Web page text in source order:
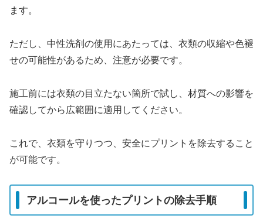
ます。
ただし、中性洗剤の使用にあたっては、衣類の収縮や色褪
せの可能性があるため、注意が必要です。
施工前には衣類の目立たない箇所で試し、材質への影響を
確認してから広範囲に適用してください。
これで、衣類を守りつつ、安全にプリントを除去すること
が可能です。
アルコールを使ったプリントの除去手順